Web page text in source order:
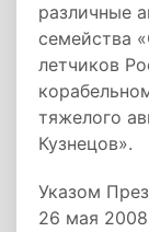
различные
семейства
летчиков
тяжелого
Кузнецов».
Указом
26 мая